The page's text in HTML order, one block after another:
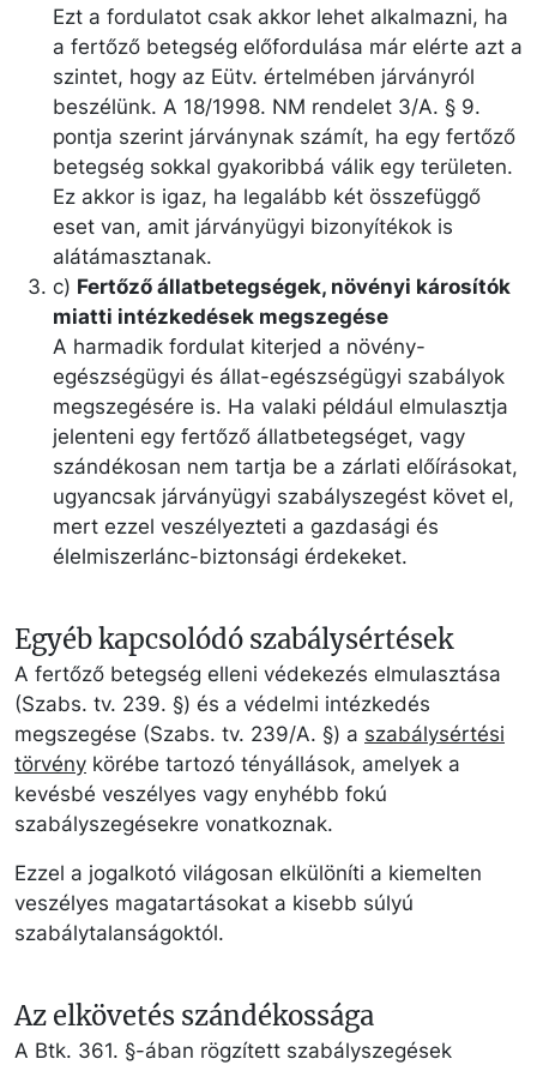
Ezt a fordulatot csak akkor lehet alkalmazni, ha
a fertőző betegség előfordulása már elérte azt a
szintet, hogy az Eütv. értelmében járványról
beszélünk. A 18/1998. NM rendelet 3/A. § 9.
pontja szerint járványnak számít, ha egy fertőző
betegség sokkal gyakoribbá válik egy területen.
Ez akkor is igaz, ha legalább két összefüggő
eset van, amit járványügyi bizonyítékok is
alátámasztanak.
c) Fertőző állatbetegségek, növényi károsítók
miatti intézkedések megszegése
A harmadik fordulat kiterjed a növény-
egészségügyi és állat-egészségügyi szabályok
megszegésére is. Ha valaki például elmulasztja
jelenteni egy fertőző állatbetegséget, vagy
szándékosan nem tartja be a zárlati előírásokat,
ugyancsak járványügyi szabályszegést követ el,
mert ezzel veszélyezteti a gazdasági és
élelmiszerlánc-biztonsági érdekeket.
Egyéb kapcsolódó szabálysértések
A fertőző betegség elleni védekezés elmulasztása
(Szabs. tv. 239. §) és a védelmi intézkedés
megszegése (Szabs. tv. 239/A. §) a szabálysértési
törvény körébe tartozó tényállások, amelyek a
kevésbé veszélyes vagy enyhébb fokú
szabályszegésekre vonatkoznak.
Ezzel a jogalkotó világosan elkülöníti a kiemelten
veszélyes magatartásokat a kisebb súlyú
szabálytalanságoktól.
Az elkövetés szándékossága
A Btk. 361. §-ában rögzített szabályszegések